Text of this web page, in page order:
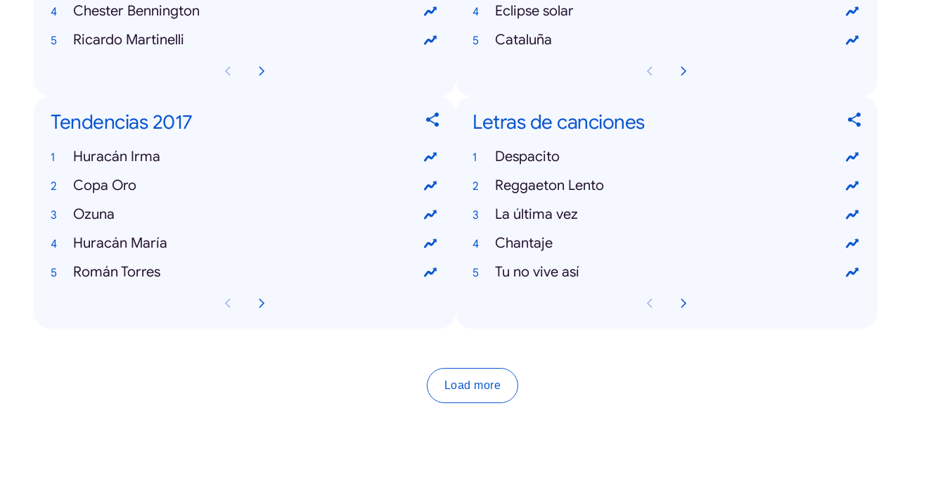
Chester Bennington
Ricardo Martinelli
Eclipse solar
Cataluña
Tendencias 2017
Huracán Irma
Copa Oro
Ozuna
Huracán María
Román Torres
Letras de canciones
Despacito
Reggaeton Lento
La última vez
Chantaje
Tu no vive así
Load more